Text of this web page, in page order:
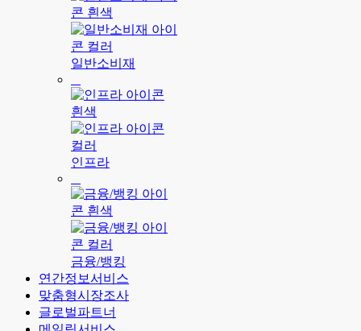
일반소비재
인프라
금융/뱅킹
연간정보서비스
맞춤형시장조사
글로벌파트너